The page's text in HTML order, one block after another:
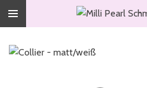
Zum
Hauptinhalt
springen